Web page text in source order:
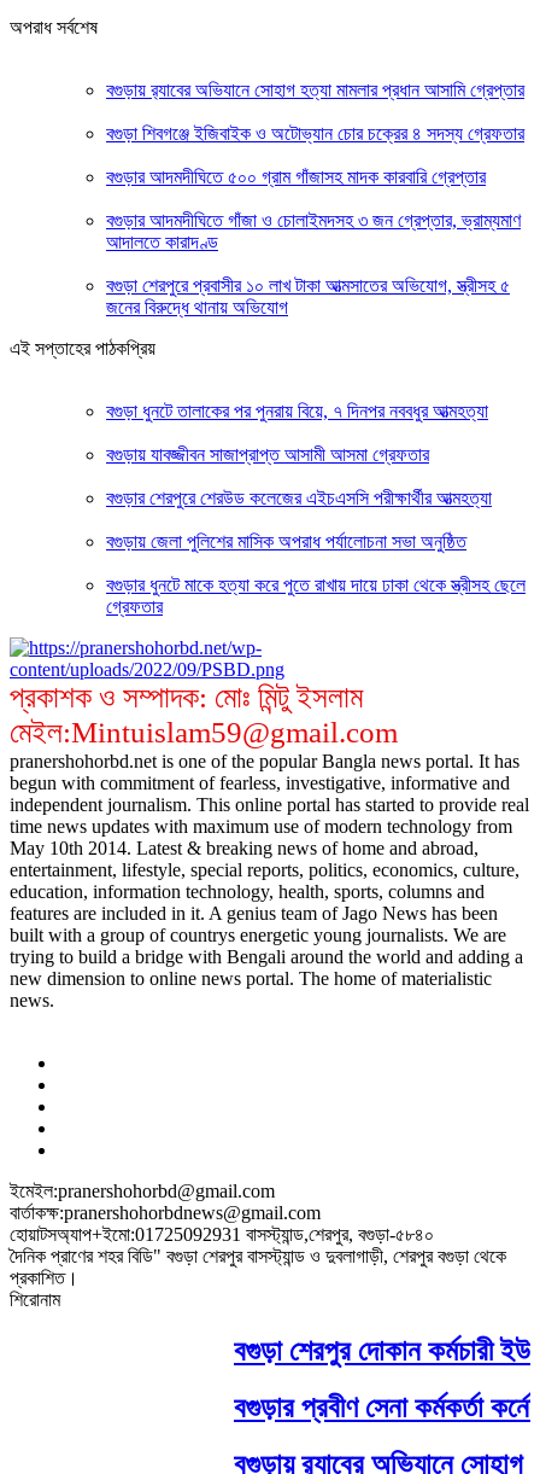
অপরাধ সর্বশেষ
‎বগুড়ায় র‍্যাবের অভিযানে সোহাগ হত্যা মামলার প্রধান আসামি গ্রেপ্তার
বগুড়া শিবগঞ্জে ইজিবাইক ও অটোভ্যান চোর চক্রের ৪ সদস্য গ্রেফতার
বগুড়ার আদমদীঘিতে ৫০০ গ্রাম গাঁজাসহ মাদক কারবারি গ্রেপ্তার
বগুড়ার আদমদীঘিতে গাঁজা ও চোলাইমদসহ ৩ জন গ্রেপ্তার, ভ্রাম্যমাণ
আদালতে কারাদণ্ড
বগুড়া শেরপুরে প্রবাসীর ১০ লাখ টাকা আত্মসাতের অভিযোগ, স্ত্রীসহ ৫
জনের বিরুদ্ধে থানায় অভিযোগ
এই সপ্তাহের পাঠকপ্রিয়
বগুড়া ধুনটে তালাকের পর পুনরায় বিয়ে, ৭ দিনপর নববধুর আত্মহত্যা
বগুড়ায় যাবজ্জীবন সাজাপ্রাপ্ত আসামী আসমা গ্রেফতার
বগুড়ার শেরপুরে শেরউড কলেজের এইচএসসি পরীক্ষার্থীর আত্মহত্যা
বগুড়ায় জেলা পুলিশের মাসিক অপরাধ পর্যালোচনা সভা অনুষ্ঠিত
বগুড়ার ধুনটে মাকে হত্যা করে পুতে রাখায় দায়ে ঢাকা থেকে স্ত্রীসহ ছেলে
গ্রেফতার
প্রকাশক ও সম্পাদক: মোঃ মিন্টু ইসলাম
মেইল:Mintuislam59@gmail.com
pranershohorbd.net is one of the popular Bangla news portal. It has
begun with commitment of fearless, investigative, informative and
independent journalism. This online portal has started to provide real
time news updates with maximum use of modern technology from
May 10th 2014. Latest & breaking news of home and abroad,
entertainment, lifestyle, special reports, politics, economics, culture,
education, information technology, health, sports, columns and
features are included in it. A genius team of Jago News has been
built with a group of countrys energetic young journalists. We are
trying to build a bridge with Bengali around the world and adding a
new dimension to online news portal. The home of materialistic
news.
ইমেইল:pranershohorbd@gmail.com
বার্তাকক্ষ:pranershohorbdnews@gmail.com
হোয়াটসঅ্যাপ+ইমো:01725092931 বাসস্ট্যান্ড,শেরপুর, বগুড়া-৫৮৪০
দৈনিক প্রাণের শহর বিডি" বগুড়া শেরপুর বাসস্ট্যান্ড ও দুবলাগাড়ী, শেরপুর বগুড়া থেকে
প্রকাশিত।
শিরোনাম
বগুড়া শেরপুর দোকান কর্মচারী
বগুড়ার প্রবীণ সেনা কর্মকর্তা
‎বগুড়ায় র‍্যাবের অভিযানে সোহাগ